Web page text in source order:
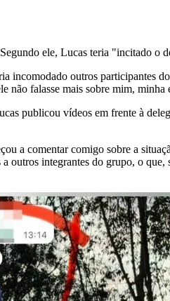
ele, Lucas teria "incitado o
incomodado outros participantes
não falasse mais sobre mim,
publicou vídeos em frente à
a comentar comigo sobre a
outros integrantes do grupo, o